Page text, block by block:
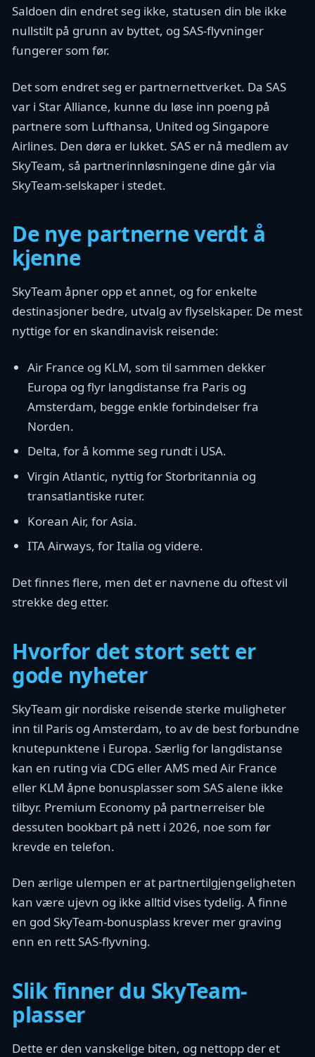
Saldoen din endret seg ikke, statusen din ble ikke
nullstilt på grunn av byttet, og SAS-flyvninger
fungerer som før.
Det som endret seg er partnernettverket. Da SAS
var i Star Alliance, kunne du løse inn poeng på
partnere som Lufthansa, United og Singapore
Airlines. Den døra er lukket. SAS er nå medlem av
SkyTeam, så partnerinnløsningene dine går via
SkyTeam-selskaper i stedet.
De nye partnerne verdt å
kjenne
SkyTeam åpner opp et annet, og for enkelte
destinasjoner bedre, utvalg av flyselskaper. De mest
nyttige for en skandinavisk reisende:
Air France og KLM, som til sammen dekker
Europa og flyr langdistanse fra Paris og
Amsterdam, begge enkle forbindelser fra
Norden.
Delta, for å komme seg rundt i USA.
Virgin Atlantic, nyttig for Storbritannia og
transatlantiske ruter.
Korean Air, for Asia.
ITA Airways, for Italia og videre.
Det finnes flere, men det er navnene du oftest vil
strekke deg etter.
Hvorfor det stort sett er
gode nyheter
SkyTeam gir nordiske reisende sterke muligheter
inn til Paris og Amsterdam, to av de best forbundne
knutepunktene i Europa. Særlig for langdistanse
kan en ruting via CDG eller AMS med Air France
eller KLM åpne bonusplasser som SAS alene ikke
tilbyr. Premium Economy på partnerreiser ble
dessuten bookbart på nett i 2026, noe som før
krevde en telefon.
Den ærlige ulempen er at partnertilgjengeligheten
kan være ujevn og ikke alltid vises tydelig. Å finne
en god SkyTeam-bonusplass krever mer graving
enn en rett SAS-flyvning.
Slik finner du SkyTeam-
plasser
Dette er den vanskelige biten, og nettopp der et